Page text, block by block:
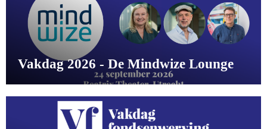
Vakdag 2026 - De Mindwize Lounge